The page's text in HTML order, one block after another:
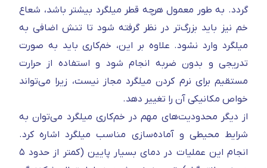
گردد. به طور معمول هرچه قطر میلگرد بیشتر باشد، شعاع
خم نیز باید بزرگ‌تر در نظر گرفته شود تا تنش اضافی به
میلگرد وارد نشود. علاوه بر این، خم‌کاری باید به صورت
تدریجی و بدون ضربه انجام شود و استفاده از حرارت
مستقیم برای نرم کردن میلگرد مجاز نیست، زیرا می‌تواند
خواص مکانیکی آن را تغییر دهد.
از دیگر محدودیت‌های مهم در خم‌کاری میلگرد می‌توان به
شرایط محیطی و آماده‌سازی مناسب میلگرد اشاره کرد.
انجام این عملیات در دمای بسیار پایین (کمتر از حدود ۵